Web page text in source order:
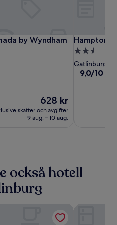
The
Wander
Hotel,
Ramada
by Wyndham
by Wyndham
Priset
är
628 kr
628 kr
skatter och avgifter
9 aug. – 10 aug.
Hampton
Inn
Gatlinburg
Historic
Nature
Hampton
Hampton
2.5-
stjärnigt
boende
Gatlinburg
9.0
9,0/10
också hotell
by Hilton Hotel - Gatlinburg